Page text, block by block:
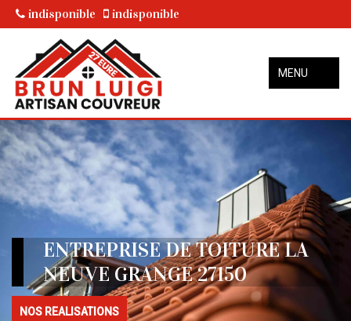
indisponible indisponible
MENU
ENTREPRISE DE TOITURE LA
NEUVE GRANGE 27150
NOS REALISATIONS